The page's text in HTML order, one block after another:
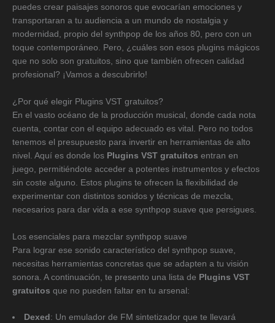
puedes crear paisajes sonoros que evocarían emociones y
transportaran a tu audiencia a un mundo de nostalgia y
modernidad, propio del synthpop de los años 80, pero con un
toque contemporáneo. Pero, ¿cuáles son esos plugins mágicos
que no solo son gratuitos, sino que también ofrecen calidad
profesional? ¡Vamos a descubrirlo!
¿Por qué elegir Plugins VST gratuitos?
En el vasto océano de la producción musical, donde cada nota
cuenta, contar con el equipo adecuado es vital. Pero no todos
tenemos el presupuesto para invertir en herramientas de alto
nivel. Aquí es donde los Plugins VST gratuitos entran en
juego, permitiéndote acceder a potentes instrumentos y efectos
sin coste alguno. Estos plugins te ofrecen la flexibilidad de
experimentar con distintos sonidos y técnicas de mezcla,
necesarios para dar vida a ese synthpop suave que persigues.
Los esenciales para mezclar synthpop suave
Para lograr ese sonido característico del synthpop suave,
necesitas herramientas concretas que se adapten a tu visión
sonora. A continuación, te presento una lista de Plugins VST
gratuitos que no pueden faltar en tu arsenal:
Dexed : Un emulador de FM sintetizador que te llevará